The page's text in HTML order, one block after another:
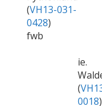
(VH13-031-
0428)
fwb
ie.
(
0018)